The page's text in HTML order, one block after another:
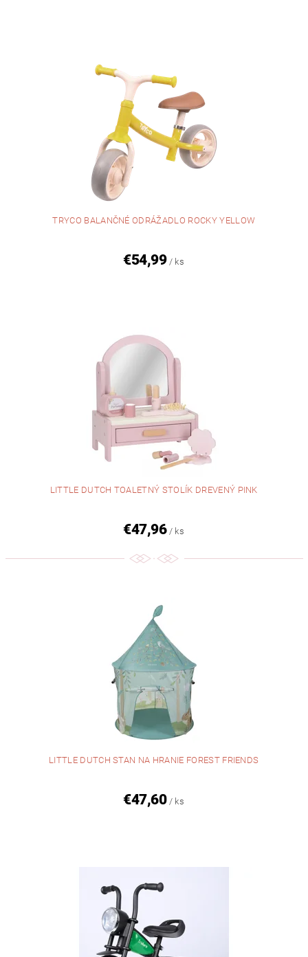
TRYCO BALANČNÉ ODRÁŽADLO ROCKY YELLOW
€54,99 / ks
LITTLE DUTCH TOALETNÝ STOLÍK DREVENÝ PINK
€47,96 / ks
LITTLE DUTCH STAN NA HRANIE FOREST FRIENDS
€47,60 / ks